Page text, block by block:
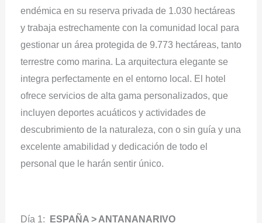
endémica en su reserva privada de 1.030 hectáreas
y trabaja estrechamente con la comunidad local para
gestionar un área protegida de 9.773 hectáreas, tanto
terrestre como marina. La arquitectura elegante se
integra perfectamente en el entorno local. El hotel
ofrece servicios de alta gama personalizados, que
incluyen deportes acuáticos y actividades de
descubrimiento de la naturaleza, con o sin guía y una
excelente amabilidad y dedicación de todo el
personal que le harán sentir único.
Día 1:
ESPAÑA > ANTANANARIVO